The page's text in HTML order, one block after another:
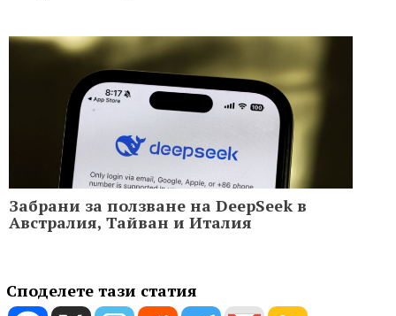
Забрани за ползване на DeepSeek в
Австралия, Тайван и Италия
Споделете тази статия